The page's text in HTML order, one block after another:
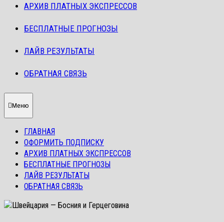
АРХИВ ПЛАТНЫХ ЭКСПРЕССОВ
БЕСПЛАТНЫЕ ПРОГНОЗЫ
ЛАЙВ РЕЗУЛЬТАТЫ
ОБРАТНАЯ СВЯЗЬ
Меню
ГЛАВНАЯ
ОФОРМИТЬ ПОДПИСКУ
АРХИВ ПЛАТНЫХ ЭКСПРЕССОВ
БЕСПЛАТНЫЕ ПРОГНОЗЫ
ЛАЙВ РЕЗУЛЬТАТЫ
ОБРАТНАЯ СВЯЗЬ